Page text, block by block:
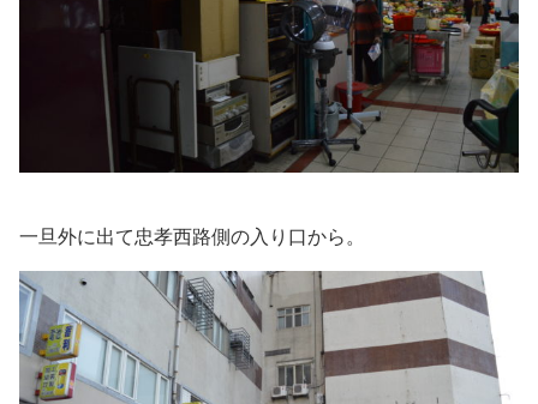
一旦外に出て忠孝西路側の入り口から。